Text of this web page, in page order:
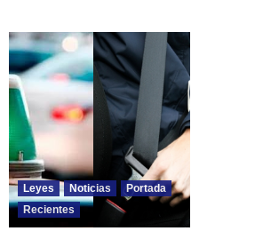
Leyes Noticias
Portada
Recientes